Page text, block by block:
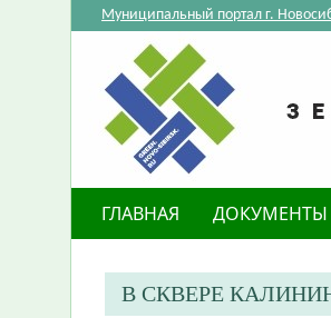
Муниципальный портал г.
ГЛАВНАЯ ДОКУМЕНТЫ
В СКВЕРЕ